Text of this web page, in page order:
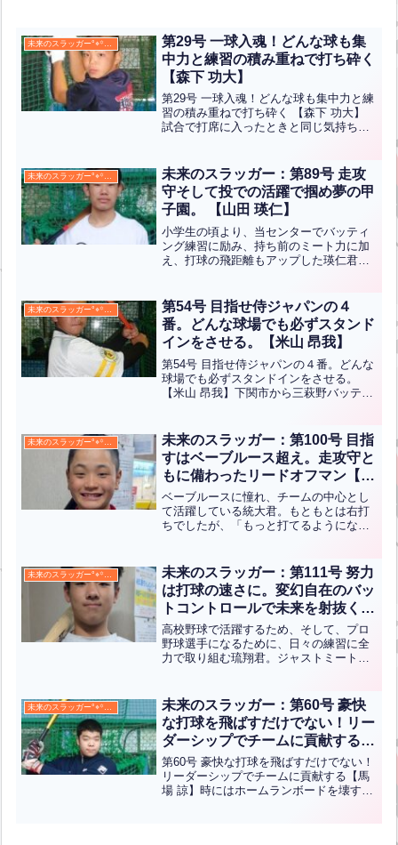
未来のスラッガー°⌖꙳✧˖°
第29号 一球入魂！どんな球も集
中力と練習の積み重ねで打ち砕く
【森下 功大】
第29号 一球入魂！どんな球も集中力と練
習の積み重ねで打ち砕く 【森下 功大】
試合で打席に入ったときと同じ気持ちで
集中力を高めどんなボールがきても対応
できるようスローボ...全文はクリック
未来のスラッガー°⌖꙳✧˖°
未来のスラッガー：第89号 走攻
守そして投での活躍で掴め夢の甲
子園。 【山田 瑛仁】
小学生の頃より、当センターでバッティ
ング練習に励み、持ち前のミート力に加
え、打球の飛距離もアップした瑛仁君。
スト１６に貢献しました。走攻守の要で
もあり、投手としても活躍...全文はクリ
ック
第54号 目指せ侍ジャパンの４
番。どんな球場でも必ずスタンド
インをさせる。【米山 昂我】
第54号 目指せ侍ジャパンの４番。どんな
球場でも必ずスタンドインをさせる。
【米山 昂我】下関市から三萩野バッティ
突き刺さるかのような 強烈な打球を飛ば
している少年を紹...全文はクリック
未来のスラッガー：第100号 目指
すはベーブルース超え。走攻守と
もに備わったリードオフマン【下
川 統大】
ベーブルースに憧れ、チームの中心とし
て活躍している統大君。もともとは右打
ちでしたが、「もっと打てるようになり
に左にいい当たりを飛ばしまくっていま
す。チームでは、守備の要...全文はクリ
ック
未来のスラッガー：第111号 努力
は打球の速さに。変幻自在のバッ
トコントロールで未来を射抜く
【舛岡 琉翔】
高校野球で活躍するため、そして、プロ
野球選手になるために、日々の練習に全
力で取り組む琉翔君。ジャストミートし
一打には、これまで積み重ねてきた努力
と自信が詰まっています。...全文はクリ
ック
未来のスラッガー°⌖꙳✧˖°
未来のスラッガー：第60号 豪快
な打球を飛ばすだけでない！リー
ダーシップでチームに貢献する
【馬場 諒】
第60号 豪快な打球を飛ばすだけでない！
リーダーシップでチームに貢献する【馬
場 諒】時にはホームランボードを壊すぐ